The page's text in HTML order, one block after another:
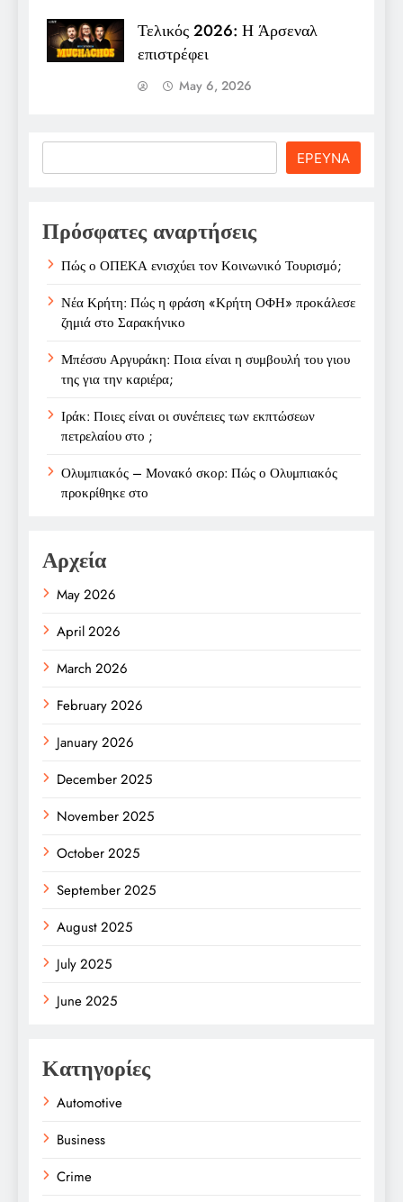
Τελικός 2026: Η Άρσεναλ
επιστρέφει
May 6, 2026
ΕΡΕΥΝΑ
Πρόσφατες αναρτήσεις
Πώς ο ΟΠΕΚΑ ενισχύει τον Κοινωνικό Τουρισμό;
Νέα Κρήτη: Πώς η φράση «Κρήτη ΟΦΗ» προκάλεσε
ζημιά στο Σαρακήνικο
Μπέσσυ Αργυράκη: Ποια είναι η συμβουλή του γιου
της για την καριέρα;
Ιράκ: Ποιες είναι οι συνέπειες των εκπτώσεων
πετρελαίου στο ;
Ολυμπιακός – Μονακό σκορ: Πώς ο Ολυμπιακός
προκρίθηκε στο
Αρχεία
May 2026
April 2026
March 2026
February 2026
January 2026
December 2025
November 2025
October 2025
September 2025
August 2025
July 2025
June 2025
Κατηγορίες
Automotive
Business
Crime